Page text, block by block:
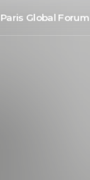
Paris Global Forum